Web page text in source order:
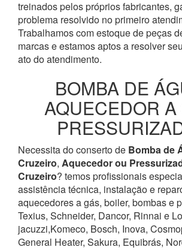
treinados pelos próprios fabricantes,
problema resolvido no primeiro
Trabalhamos com estoque de peças
marcas e estamos aptos a resolver
ato do atendimento.
BOMBA DE
AQUECEDOR
Necessita do conserto de Bomba de
Cruzeiro, Aquecedor ou
Cruzeiro? temos profissionais
assistência técnica, instalação e
aquecedores a gás, boiler, bombas e
Texius, Schneider, Dancor, Rinnai e
jacuzzi,Komeco, Bosch, Inova,
General Heater, Sakura, Equibrás,